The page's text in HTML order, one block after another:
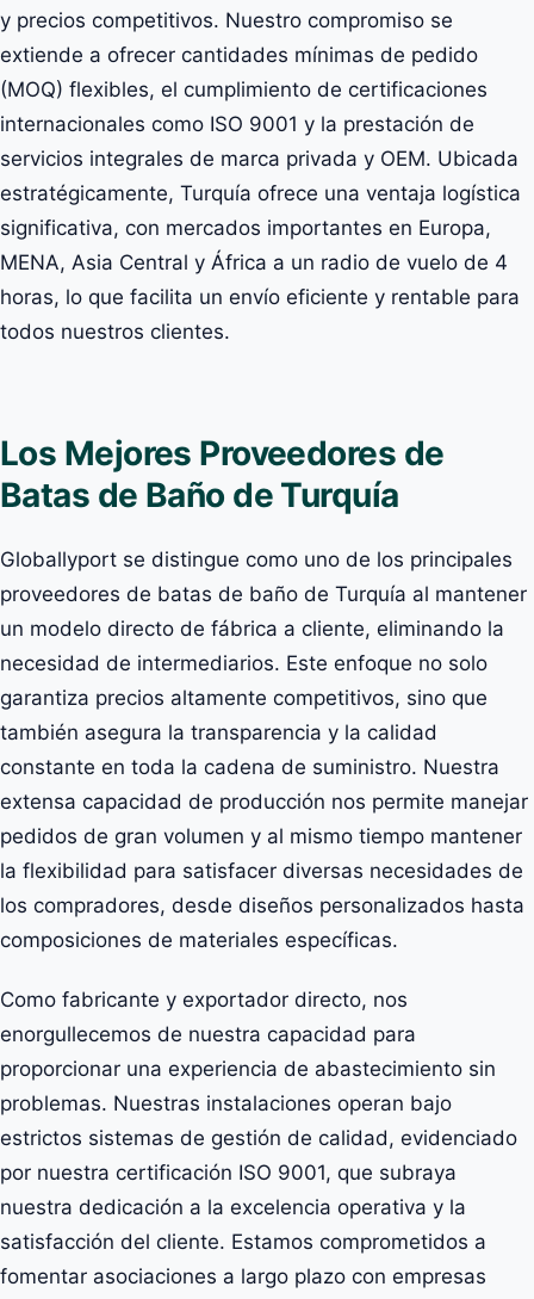
y precios competitivos. Nuestro compromiso se
extiende a ofrecer cantidades mínimas de pedido
(MOQ) flexibles, el cumplimiento de certificaciones
internacionales como ISO 9001 y la prestación de
servicios integrales de marca privada y OEM. Ubicada
estratégicamente, Turquía ofrece una ventaja logística
significativa, con mercados importantes en Europa,
MENA, Asia Central y África a un radio de vuelo de 4
horas, lo que facilita un envío eficiente y rentable para
todos nuestros clientes.
Los Mejores Proveedores de
Batas de Baño de Turquía
Globallyport se distingue como uno de los principales
proveedores de batas de baño de Turquía al mantener
un modelo directo de fábrica a cliente, eliminando la
necesidad de intermediarios. Este enfoque no solo
garantiza precios altamente competitivos, sino que
también asegura la transparencia y la calidad
constante en toda la cadena de suministro. Nuestra
extensa capacidad de producción nos permite manejar
pedidos de gran volumen y al mismo tiempo mantener
la flexibilidad para satisfacer diversas necesidades de
los compradores, desde diseños personalizados hasta
composiciones de materiales específicas.
Como fabricante y exportador directo, nos
enorgullecemos de nuestra capacidad para
proporcionar una experiencia de abastecimiento sin
problemas. Nuestras instalaciones operan bajo
estrictos sistemas de gestión de calidad, evidenciado
por nuestra certificación ISO 9001, que subraya
nuestra dedicación a la excelencia operativa y la
satisfacción del cliente. Estamos comprometidos a
fomentar asociaciones a largo plazo con empresas